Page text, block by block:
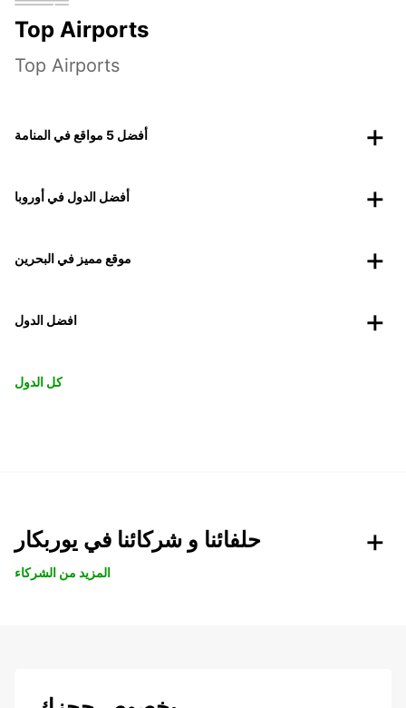
Top Airports
Top Airports
أفضل 5 مواقع في المنامة
أفضل الدول في أوروبا
موقع مميز في البحرين
افضل الدول
كل الدول
حلفائنا و شركائنا في يوربكار
المزيد من الشركاء